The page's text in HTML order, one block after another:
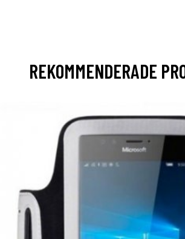
REKOMMENDERADE